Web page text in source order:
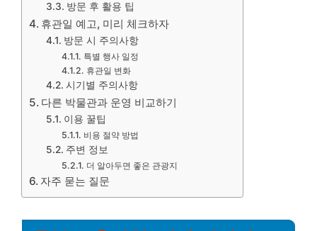
방문 후 활용 팁
휴관일 예고, 미리 체크하자
방문 시 주의사항
특별 행사 일정
휴관일 변화
시기별 주의사항
다른 박물관과 운영 비교하기
이용 꿀팁
비용 절약 방법
주변 정보
더 알아두면 좋은 관광지
자주 묻는 질문